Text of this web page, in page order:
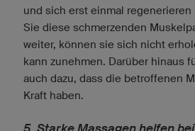
und sich erst einmal regenerieren
Sie diese schmerzenden
weiter, können sie sich nicht
kann zunehmen. Darüber hinaus
auch dazu, dass die betroffenen
Kraft haben.